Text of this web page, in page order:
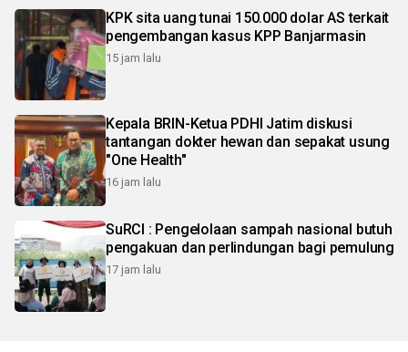
KPK sita uang tunai 150.000 dolar AS terkait
pengembangan kasus KPP Banjarmasin
15 jam lalu
Kepala BRIN-Ketua PDHI Jatim diskusi
tantangan dokter hewan dan sepakat usung
"One Health"
16 jam lalu
SuRCI : Pengelolaan sampah nasional butuh
pengakuan dan perlindungan bagi pemulung
17 jam lalu